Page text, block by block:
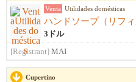
Venta Utilidades domésticas
ハンドソープ（リフィ
3ドル
[Registrant] MAI
Cupertino